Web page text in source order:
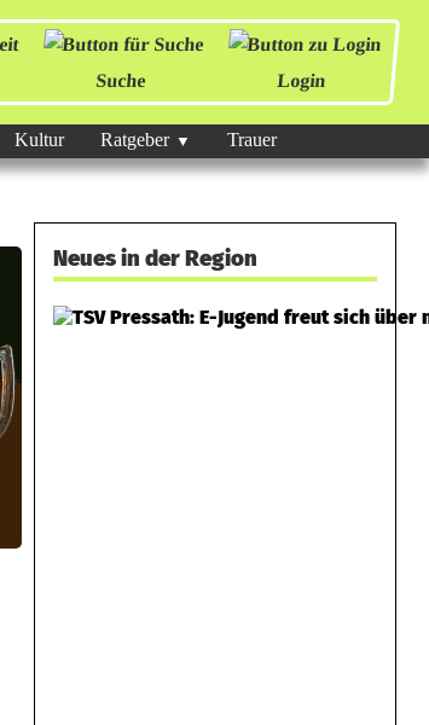
Suche Login
Kultur Ratgeber Trauer
Neues in der Region